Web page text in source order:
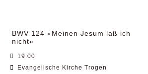
BWV 124 «Meinen Jesum laß ich
nicht»
19:00
Evangelische Kirche Trogen